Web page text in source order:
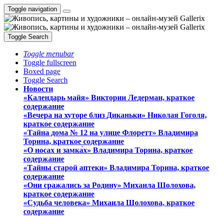
Toggle navigation
Toggle Search
Toggle menubar
Toggle fullscreen
Boxed page
Toggle Search
Новости
«Календарь майя» Виктории Ледерман, краткое
содержание
«Вечера на хуторе близ Диканьки» Николая Гоголя,
краткое содержание
«Тайна дома № 12 на улице Флоретт» Владимира
Торина, краткое содержание
«О носах и замка́х» Владимира Торина, краткое
содержание
«Тайны старой аптеки» Владимира Торина, краткое
содержание
«Они сражались за Родину» Михаила Шолохова,
краткое содержание
«Судьба человека» Михаила Шолохова, краткое
содержание